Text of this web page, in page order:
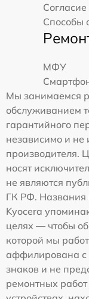
Способы
МФУ
Мы занимаемся
обслуживанием
гарантийного
независимо и не
производителя.
носят
не являются
ГК РФ. Названия
Kyocera
целях — чтобы
которой мы
аффилирована с
знаков и не
ремонтных